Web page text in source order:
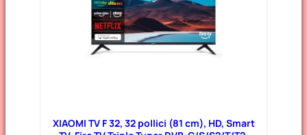
XIAOMI TV F 32, 32 pollici (81 cm), HD, Smart